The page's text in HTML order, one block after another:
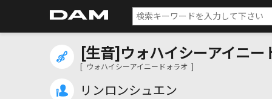
[生音]ウォハイシーアイニー
[ ウォハイシーアイニードォラオ ]
リンロンシュエン